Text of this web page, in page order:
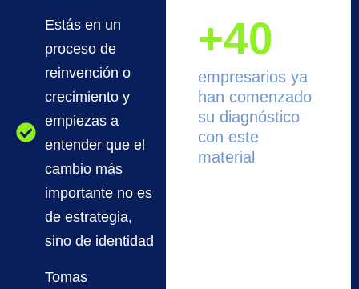
Estás en un
proceso de
reinvención o
crecimiento y
empiezas a
entender que el
cambio más
importante no es
de estrategia,
sino de identidad
Tomas
+40
empresarios ya
han comenzado
su diagnóstico
con este
material